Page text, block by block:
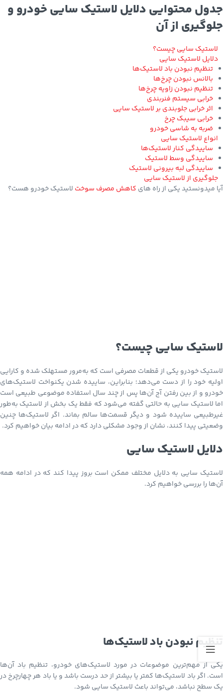
جدول محتوایی دلایل لاستیک سایی خودرو و
جلوگیری از آن
لاستیک سایی چیست؟
دلایل لاستیک سایی
تنظیم نبودن باد لاستیک‌ها
بالانس نبودن چرخ‌ها
تنظیم نبودن زاویه چرخ‌ها
خرابی سیستم فنربندی
اثر خرابی جلوبندی بر لاستیک سایی
خرابی سیبک چرخ
ضربه به شاسی خودرو
انواع لاستیک سایی
ساییدگی کنار لاستیک‌ها
ساییدگی وسط لاستیک
ساییدگی لبه بیرونی لاستیک
جلوگیری از لاستیک سایی
آیا میدونستید یکی از راه های کاهش مصرف سوخت لاستیک خودرو هست؟
لاستیک سایی چیست؟
لاستیک خودرو یکی از قطعات مصرفی است که به‌مرور مستهلک شده و کارایی
اولیه خود را از دست می‌دهد؛ بنابراین، ساییده شدن یکنواخت لاستیک‌های
خودرو و از بین رفتن آج آن‌ها پس از چند سال استفاده موضوعی طبیعی است
اما لاستیک سایی به حالتی گفته می‌شود که فقط یک بخش از لاستیک به‌طور
غیرطبیعی ساییده شود و دیگر قسمت‌ها سالم بماند. اگر لاستیک‌ها چنین
وضعیتی پیدا کنند، نشان از وجود مشکلی دارد که در ادامه بیان خواهیم کرد.
دلایل لاستیک سایی
لاستیک سایی به دلایل مختلف ممکن است بروز پیدا کند که در ادامه همه
آن‌ها را بررسی خواهیم کرد.
تنظیم نبودن باد لاستیک‌ها
یکی از مهم‌ترین موضوعات در مورد لاستیک‌های خودرو، تنظیم باد آن‌ها
است. اگر باد لاستیک‌ها کمتر یا بیشتر از حد درست باشد و یا باد هر چهارچرخ در
یک سطح نباشد، می‌تواند باعث لاستیک سایی شود.